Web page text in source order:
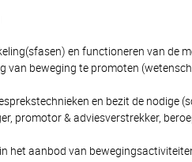
en functioneren van de
van beweging te promoten
en bezit de
promotor & adviesverstrekker,
het aanbod van